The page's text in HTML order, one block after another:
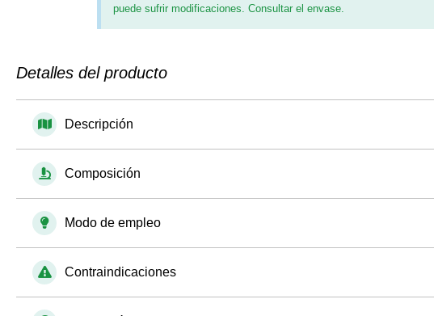
puede sufrir modificaciones. Consultar el envase.
Detalles del producto
Descripción
Composición
Modo de empleo
Contraindicaciones